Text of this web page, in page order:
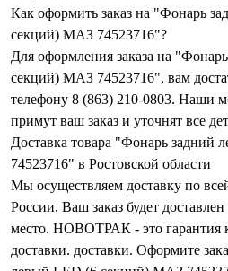
Как оформить заказ на "Фонарь
секций) МАЗ 74523716"?
Для оформления заказа на
секций) МАЗ 74523716", вам
телефону 8 (863) 210-0803. Наши
примут ваш заказ и уточнят все
Доставка товара "Фонарь
74523716" в Ростовской области
Мы осуществляем доставку по
России. Ваш заказ будет
место. НОВОТРАК - это гарантия
доставки. доставки. Оформите